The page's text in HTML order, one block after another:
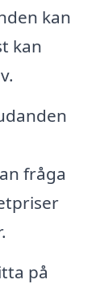
kan
kan
fråga
på